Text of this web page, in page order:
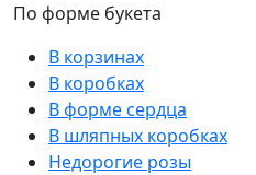
По форме букета
В корзинах
В коробках
В форме сердца
В шляпных коробках
Недорогие розы